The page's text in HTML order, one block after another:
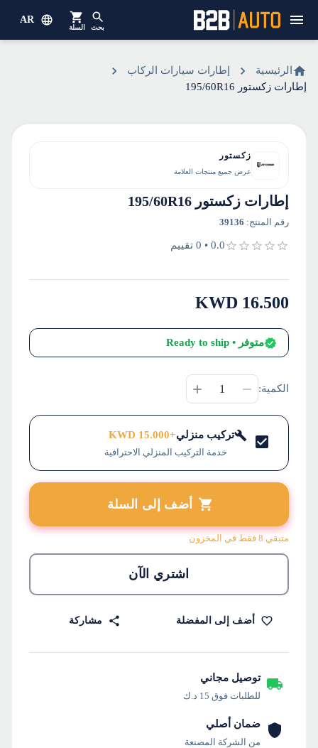
بحث السلة
AR
الرئيسية
إطارات سيارات الركاب
إطارات زكستور 195/60R16
زكستور
عرض جميع منتجات العلامة
إطارات زكستور 195/60R16
رقم المنتج:
39136
0.0
•
0 تقييم
16.500
متوفر • Ready to ship
الكمية:
تركيب منزلي+
15.000
خدمة التركيب المنزلي الاحترافية
أضف إلى السلة
متبقي 8 فقط في المخزون
اشتري الآن
أضف إلى المفضلة مشاركة
توصيل مجاني
للطلبات فوق 15 د.ك
ضمان أصلي
من الشركة المصنعة